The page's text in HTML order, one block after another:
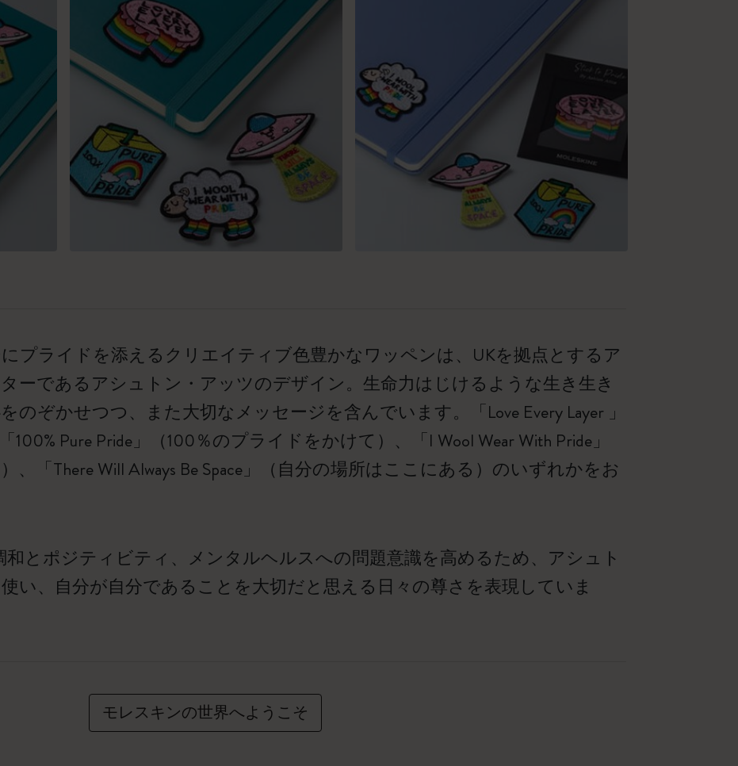
プライドを添えるクリエイティブ色豊かなワッペンは、UKを拠点とするア
ーであるアシュトン・アッツのデザイン。生命力はじけるような生き生き
のぞかせつつ、また大切なメッセージを含んでいます。「Love Every Layer 」
100% Pure Pride」（100％のプライドをかけて）、「I Wool Wear With Pride」
、「There Will Always Be Space」（自分の場所はここにある）のいずれかをお
和とポジティビティ、メンタルヘルスへの問題意識を高めるため、アシュト
い、自分が自分であることを大切だと思える日々の尊さを表現していま
モレスキンの世界へようこそ